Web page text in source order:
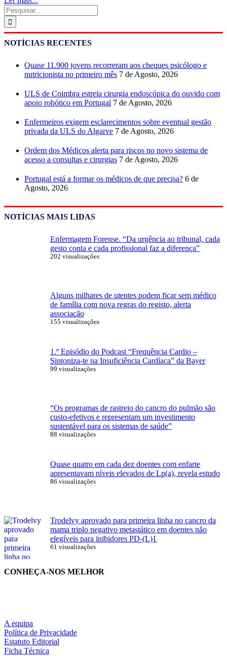
Pesquisar
NOTÍCIAS RECENTES
Quase 11.900 jovens recorreram aos cheques psicólogo e
nutricionista no primeiro mês 7 de Agosto, 2026
ULS de Coimbra estreia cirurgia endoscópica do ouvido com
apoio robótico em Portugal 7 de Agosto, 2026
Enfermeiros exigem esclarecimentos sobre eventual gestão
privada da ULS do Algarve 7 de Agosto, 2026
Ordem dos Médicos alerta para riscos no novo sistema de
acesso a consultas e cirurgias 7 de Agosto, 2026
Portugal está a formar os médicos de que precisa? 6 de
Agosto, 2026
NOTÍCIAS MAIS LIDAS
Enfermagem Forense. “Da urgência ao tribunal, cada
gesto conta e cada profissional faz a diferença”
202 visualizações
Alguns milhares de utentes podem ficar sem médico
de família com nova regras do registo, alerta
associação
155 visualizações
1.º Episódio do Podcast “Frequência Cardio –
Sintoniza-te na Insuficiência Cardíaca” da Bayer
99 visualizações
“Os programas de rastreio do cancro do pulmão são
custo-efetivos e representam um investimento
sustentável para os sistemas de saúde”
88 visualizações
Quase quatro em cada dez doentes com enfarte
apresentavam níveis elevados de Lp(a), revela estudo
86 visualizações
Trodelvy aprovado para primeira linha no cancro da
mama triplo negativo metastático em doentes não
elegíveis para inibidores PD-(L)1
61 visualizações
CONHEÇA-NOS MELHOR
A equipa
Política de Privacidade
Estatuto Editorial
Ficha Técnica